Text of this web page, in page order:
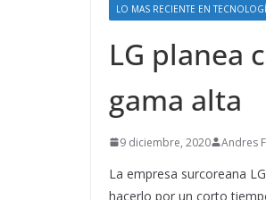
LO MAS RECIENTE EN
LG planea
gama alta
9 diciembre, 2020 Andres
La empresa surcoreana
hacerlo por un corto